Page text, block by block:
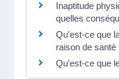
Inaptitude
quelles
Qu'est-ce que
raison de santé
Qu'est-ce que